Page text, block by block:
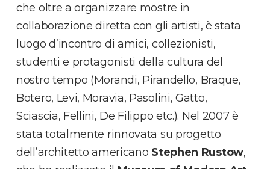
che oltre a organizzare mostre in
collaborazione diretta con gli artisti, è stata
luogo d’incontro di amici, collezionisti,
studenti e protagonisti della cultura del
nostro tempo (Morandi, Pirandello, Braque,
Botero, Levi, Moravia, Pasolini, Gatto,
Sciascia, Fellini, De Filippo etc.). Nel 2007 è
stata totalmente rinnovata su progetto
dell’architetto americano Stephen Rustow,